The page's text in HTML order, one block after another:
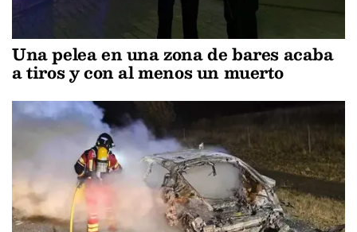
Una pelea en una zona de bares acaba
a tiros y con al menos un muerto